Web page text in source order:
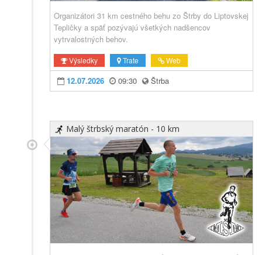
Organizátori 31 km cestného behu zo Štrby do Liptovskej
Tepličky a späť pozývajú všetkých nadšencov
vytrvalostných behov.
Výsledky Trate Web
12.07.2026 09:30 Štrba
Malý štrbský maratón - 10 km